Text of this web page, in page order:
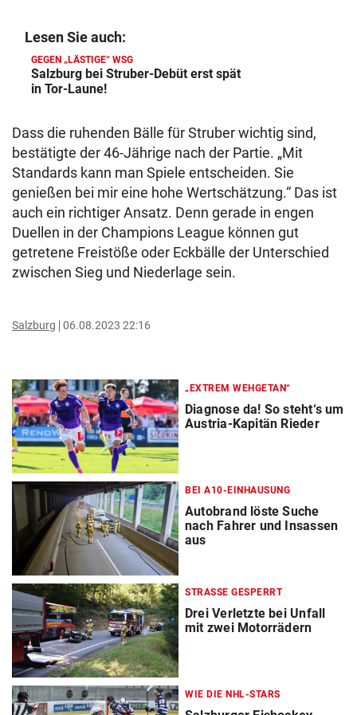
Lesen Sie auch:
GEGEN „LÄSTIGE“ WSG
Salzburg bei Struber-Debüt erst spät
in Tor-Laune!
Dass die ruhenden Bälle für Struber wichtig sind,
bestätigte der 46-Jährige nach der Partie. „Mit
Standards kann man Spiele entscheiden. Sie
genießen bei mir eine hohe Wertschätzung.“ Das ist
auch ein richtiger Ansatz. Denn gerade in engen
Duellen in der Champions League können gut
getretene Freistöße oder Eckbälle der Unterschied
zwischen Sieg und Niederlage sein.
Salzburg 06.08.2023 22:16
„EXTREM WEHGETAN“
Diagnose da! So steht‘s um
Austria-Kapitän Rieder
BEI A10-EINHAUSUNG
Autobrand löste Suche
nach Fahrer und Insassen
aus
STRASSE GESPERRT
Drei Verletzte bei Unfall
mit zwei Motorrädern
WIE DIE NHL-STARS